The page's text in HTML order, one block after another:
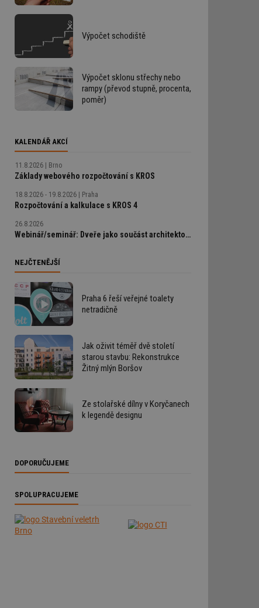
Výpočet schodiště
Výpočet sklonu střechy nebo
rampy (převod stupně, procenta,
poměr)
KALENDÁŘ AKCÍ
11.8.2026 Brno
Základy webového rozpočtování s KROS
18.8.2026 - 19.8.2026 Praha
Rozpočtování a kalkulace s KROS 4
26.8.2026
Webinář/seminář: Dveře jako součást architektonického detailu, technické řešení bez chyb
NEJČTENĚJŠÍ
Praha 6 řeší veřejné toalety
netradičně
Jak oživit téměř dvě století
starou stavbu: Rekonstrukce
Žitný mlýn Boršov
Ze stolařské dílny v Koryčanech
k legendě designu
DOPORUČUJEME
SPOLUPRACUJEME